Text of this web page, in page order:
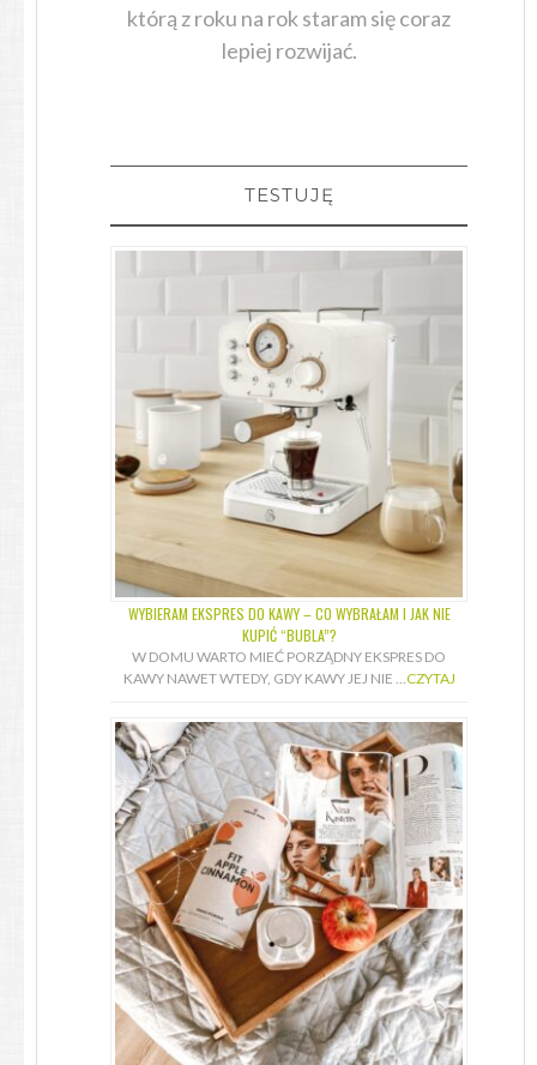
którą z roku na rok staram się coraz
lepiej rozwijać.
TESTUJĘ
WYBIERAM EKSPRES DO KAWY – CO WYBRAŁAM I JAK NIE
KUPIĆ “BUBLA”?
W DOMU WARTO MIEĆ PORZĄDNY EKSPRES DO
KAWY NAWET WTEDY, GDY KAWY JEJ NIE … CZYTAJ